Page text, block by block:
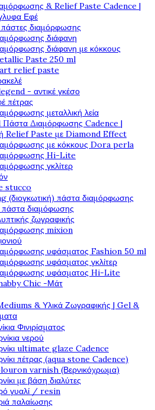
& Relief Paste Cadence |
Εφέ
πάστες διαμόρφωσης
διάφανη
διάφανη με κόκκους
Paste 250 ml
relief paste
- αντικέ γκέσο
πέτρας
μεταλλική λεία
Διαμόρφωσης Cadence |
Relief Paste με Diamond Effect
με κόκκους Dora perla
Hi-Lite
γκλίτερ
stucco
(διογκωτική) πάστα διαμόρφωσης
πάστα διαμόφωσης
ζωγραφικής
mixion
υφάσματος Fashion 50 ml
υφάσματος γκλίτερ
υφάσματος Hi-Lite
Chic -Μάτ
& Υλικά Ζωγραφικής | Gel &
Φινιρίσματος
νερού
ultimate glaze Cadence
πέτρας (aqua stone Cadence)
varnish (Βερνικόχρωμα)
με βάση διαλύτες
γυαλί / resin
παλαίωσης